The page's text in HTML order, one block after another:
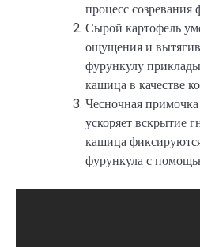
процесс созревания
Сырой картофель
ощущения и
фурункулу
кашица в качестве
Чесночная
ускоряет вскрытие
кашица
фурункула с